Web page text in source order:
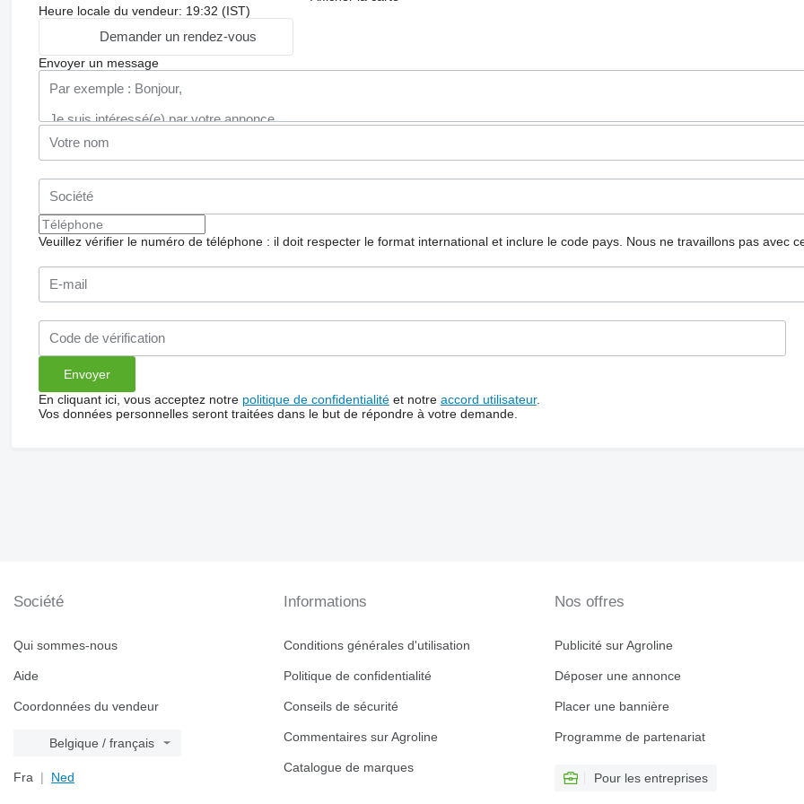
Heure locale du vendeur: 19:32 (IST)
Demander un rendez-vous
Envoyer un message
Veuillez vérifier le numéro de téléphone : il doit respecter le format international et inclure le code pays. Nous ne travaillons pas avec
En cliquant ici, vous acceptez notre politique de confidentialitéet notre accord utilisateur.
Vos données personnelles seront traitées dans le but de répondre à votre demande.
Société
Qui sommes-nous
Aide
Coordonnées du vendeur
Belgique / français
Fra Ned
Informations
Conditions générales d'utilisation
Politique de confidentialité
Conseils de sécurité
Commentaires sur Agroline
Catalogue de marques
Nos offres
Publicité sur Agroline
Déposer une annonce
Placer une bannière
Programme de partenariat
Pour les entreprises